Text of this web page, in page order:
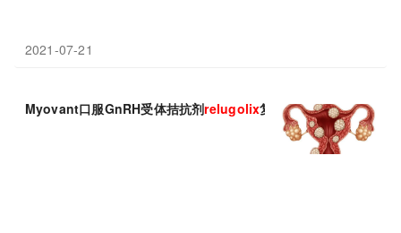
2021-07-21
Myovant口服GnRH受体拮抗剂relugolix复方片欧盟即将获批：